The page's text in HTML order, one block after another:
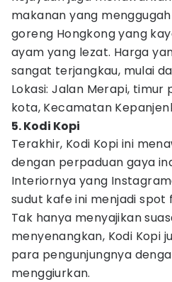
makanan yang
goreng Hongkong yang
ayam yang lezat. Harga
sangat terjangkau, mulai
Lokasi: Jalan Merapi, timur
kota, Kecamatan
5. Kodi Kopi
Terakhir, Kodi Kopi ini
dengan perpaduan gaya
Interiornya yang
sudut kafe ini menjadi
Tak hanya menyajikan
menyenangkan, Kodi Kopi
para pengunjungnya
menggiurkan.